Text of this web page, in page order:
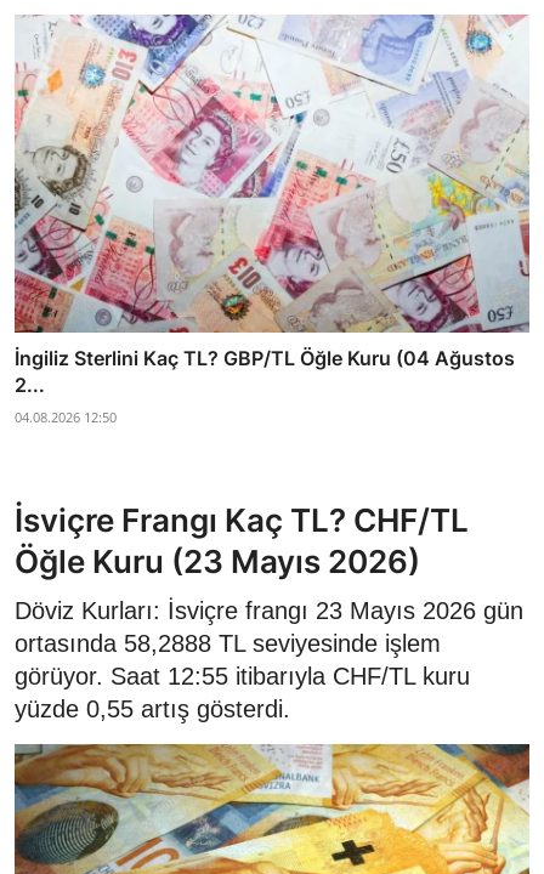
İngiliz Sterlini Kaç TL? GBP/TL Öğle Kuru (04 Ağustos
2...
04.08.2026 12:50
İsviçre Frangı Kaç TL? CHF/TL
Öğle Kuru (23 Mayıs 2026)
Döviz Kurları: İsviçre frangı 23 Mayıs 2026 gün
ortasında 58,2888 TL seviyesinde işlem
görüyor. Saat 12:55 itibarıyla CHF/TL kuru
yüzde 0,55 artış gösterdi.